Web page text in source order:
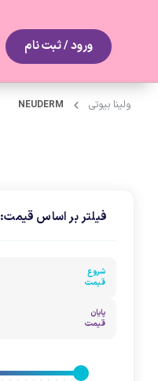
ورود / ثبت نام
ولینا بیوتی NEUDERM
فیلتر بر اساس قیمت:
شروع
قیمت
پایان
قیمت